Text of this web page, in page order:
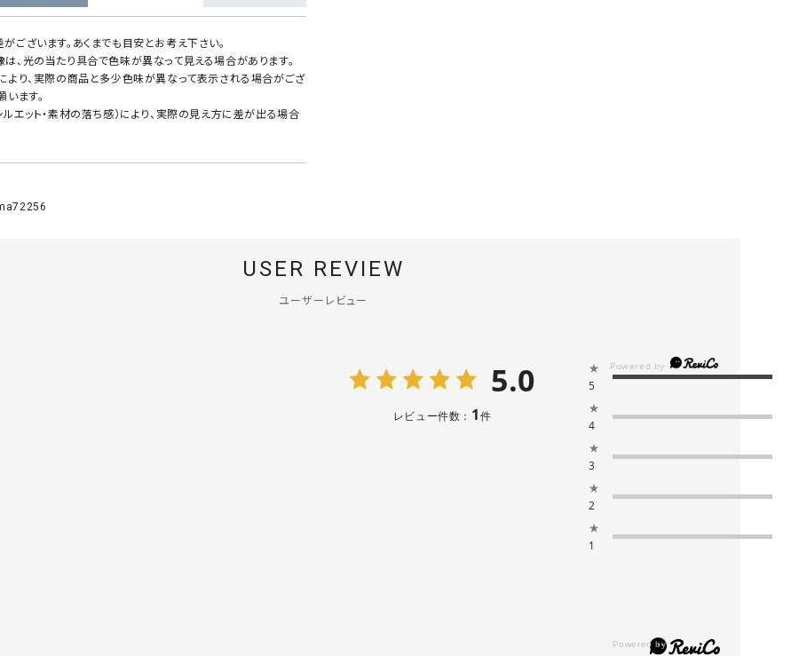
ございます。あくまでも目安とお考え下さい。
、光の当たり具合で色味が異なって見える場合があります。
より、実際の商品と多少色味が異なって表示される場合がござ
います。
ルエット・素材の落ち感）により、実際の見え方に差が出る場合
USER REVIEW
ユーザーレビュー
5.0
レビュー件数： 1件
★
5
★
4
★
3
★
2
★
1